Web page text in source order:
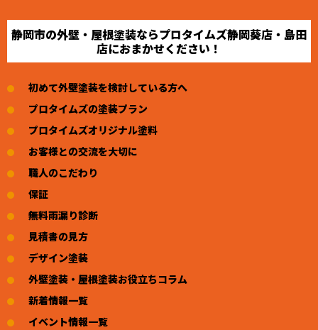
静岡市の外壁・屋根塗装ならプロタイムズ静岡葵店・島田
店におまかせください！
初めて外壁塗装を検討している方へ
プロタイムズの塗装プラン
プロタイムズオリジナル塗料
お客様との交流を大切に
職人のこだわり
保証
無料雨漏り診断
見積書の見方
デザイン塗装
外壁塗装・屋根塗装お役立ちコラム
新着情報一覧
イベント情報一覧